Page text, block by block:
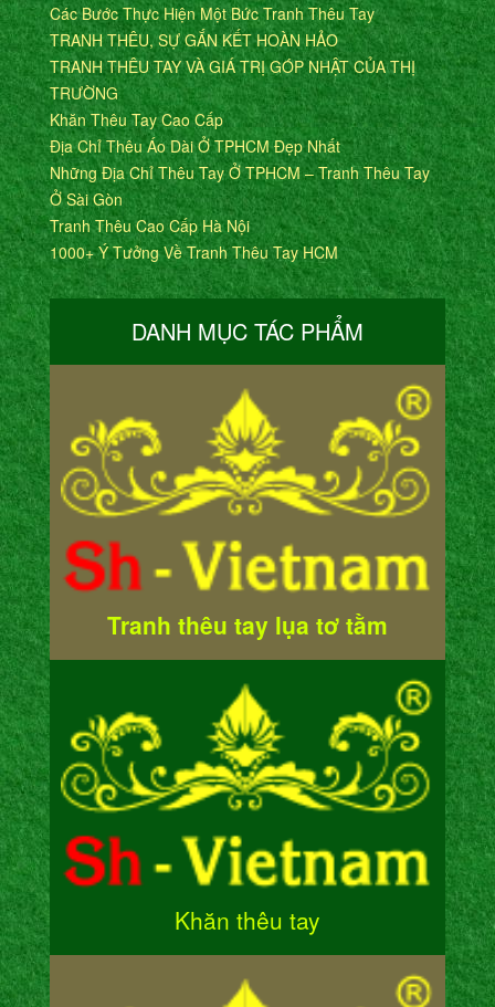
Các Bước Thực Hiện Một Bức Tranh Thêu Tay
TRANH THÊU, SỰ GẮN KẾT HOÀN HẢO
TRANH THÊU TAY VÀ GIÁ TRỊ GÓP NHẬT CỦA THỊ
TRƯỜNG
Khăn Thêu Tay Cao Cấp
Địa Chỉ Thêu Áo Dài Ở TPHCM Đẹp Nhất
Những Địa Chỉ Thêu Tay Ở TPHCM – Tranh Thêu Tay
Ở Sài Gòn
Tranh Thêu Cao Cấp Hà Nội
1000+ Ý Tưởng Về Tranh Thêu Tay HCM
DANH MỤC TÁC PHẨM
Tranh thêu tay lụa tơ tằm
Khăn thêu tay